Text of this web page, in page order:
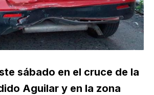
sábado en el cruce de la
Aguilar y en la zona